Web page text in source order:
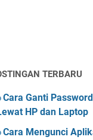
TERBARU
Cara Ganti
HP dan Laptop
Cara Mengunci